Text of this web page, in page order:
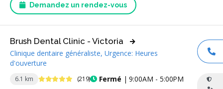
Demandez un rendez-vous
6.1 km 4.8 étoiles (219) Fermé | 9:00AM - 5:00PM
Brush Dental Clinic - Victoria
Clinique dentaire généraliste, Urgence: Heures
d'ouverture